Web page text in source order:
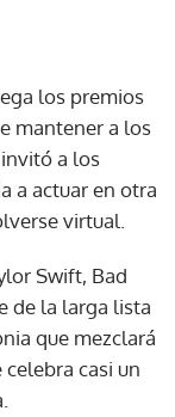
los premios
mantener a los
a los
a actuar en otra
virtual.
Swift, Bad
de la larga lista
que mezclará
casi un